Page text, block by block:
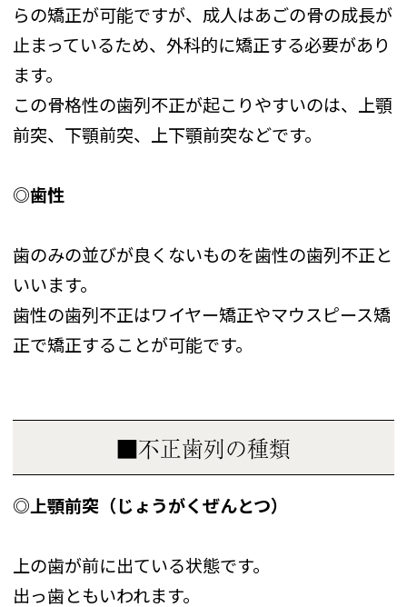
らの矯正が可能ですが、成人はあごの骨の成長が
止まっているため、外科的に矯正する必要があり
ます。
この骨格性の歯列不正が起こりやすいのは、上顎
前突、下顎前突、上下顎前突などです。
◎歯性
歯のみの並びが良くないものを歯性の歯列不正と
いいます。
歯性の歯列不正はワイヤー矯正やマウスピース矯
正で矯正することが可能です。
■不正歯列の種類
◎上顎前突（じょうがくぜんとつ）
上の歯が前に出ている状態です。
出っ歯ともいわれます。